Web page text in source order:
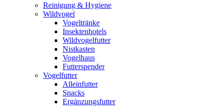
Reinigung & Hygiene
Wildvogel
Vogeltränke
Insektenhotels
Wildvogelfutter
Nistkasten
Vogelhaus
Futterspender
Vogelfutter
Alleinfutter
Snacks
Ergänzungsfutter